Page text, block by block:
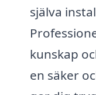
själva
kunskap
en säker